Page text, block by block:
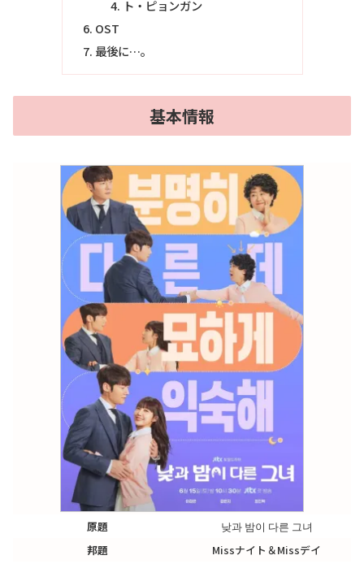
ト・ピョンガン
OST
最後に…。
基本情報
原題
낮과 밤이 다른 그녀
邦題
Missナイト＆Missデイ